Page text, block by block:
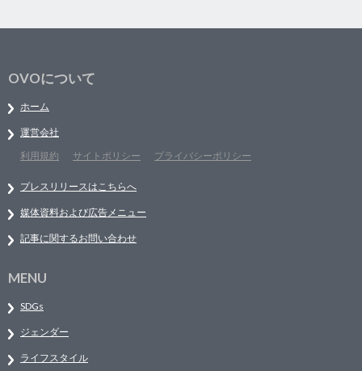
OVOについて
ホーム
運営会社
利用規約
サイトポリシー プライバシーポリシー
プレスリリースはこちらへ
媒体資料および広告メニュー
記事に関するお問い合わせ
MENU
SDGs
ジェンダー
ライフスタイル